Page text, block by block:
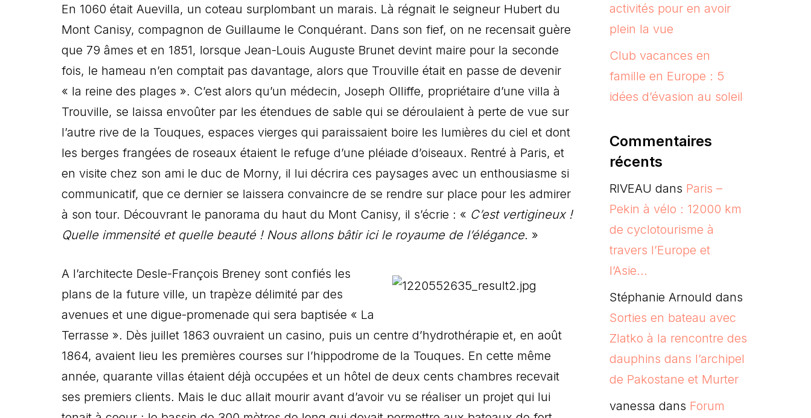
En 1060 était Auevilla, un coteau surplombant un marais. Là régnait le seigneur Hubert du
Mont Canisy, compagnon de Guillaume le Conquérant. Dans son fief, on ne recensait guère
que 79 âmes et en 1851, lorsque Jean-Louis Auguste Brunet devint maire pour la seconde
fois, le hameau n’en comptait pas davantage, alors que Trouville était en passe de devenir
« la reine des plages ». C’est alors qu’un médecin, Joseph Olliffe, propriétaire d’une villa à
Trouville, se laissa envoûter par les étendues de sable qui se déroulaient à perte de vue sur
l’autre rive de la Touques, espaces vierges qui paraissaient boire les lumières du ciel et dont
les berges frangées de roseaux étaient le refuge d’une pléiade d’oiseaux. Rentré à Paris, et
en visite chez son ami le duc de Morny, il lui décrira ces paysages avec un enthousiasme si
communicatif, que ce dernier se laissera convaincre de se rendre sur place pour les admirer
à son tour. Découvrant le panorama du haut du Mont Canisy, il s’écrie : « C’est vertigineux !
Quelle immensité et quelle beauté ! Nous allons bâtir ici le royaume de l’élégance. »
A l’architecte Desle-François Breney sont confiés les
plans de la future ville, un trapèze délimité par des
avenues et une digue-promenade qui sera baptisée « La
Terrasse ». Dès juillet 1863 ouvraient un casino, puis un centre d’hydrothérapie et, en août
1864, avaient lieu les premières courses sur l’hippodrome de la Touques. En cette même
année, quarante villas étaient déjà occupées et un hôtel de deux cents chambres recevait
ses premiers clients. Mais le duc allait mourir avant d’avoir vu se réaliser un projet qui lui
activités pour en avoir
plein la vue
Club vacances en
famille en Europe : 5
idées d’évasion au soleil
Commentaires
récents
RIVEAU dans Paris –
Pekin à vélo : 12000 km
de cyclotourisme à
travers l’Europe et
l’Asie…
Stéphanie Arnould dans
Sorties en bateau avec
Zlatko à la rencontre des
dauphins dans l’archipel
de Pakostane et Murter
vanessa dans Forum